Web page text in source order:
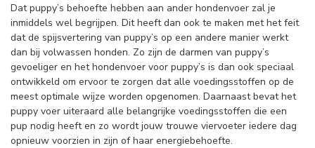
Dat puppy’s behoefte hebben aan ander hondenvoer zal je
inmiddels wel begrijpen. Dit heeft dan ook te maken met het feit
dat de spijsvertering van puppy’s op een andere manier werkt
dan bij volwassen honden. Zo zijn de darmen van puppy’s
gevoeliger en het hondenvoer voor puppy’s is dan ook speciaal
ontwikkeld om ervoor te zorgen dat alle voedingsstoffen op de
meest optimale wijze worden opgenomen. Daarnaast bevat het
puppy voer uiteraard alle belangrijke voedingsstoffen die een
pup nodig heeft en zo wordt jouw trouwe viervoeter iedere dag
opnieuw voorzien in zijn of haar energiebehoefte.